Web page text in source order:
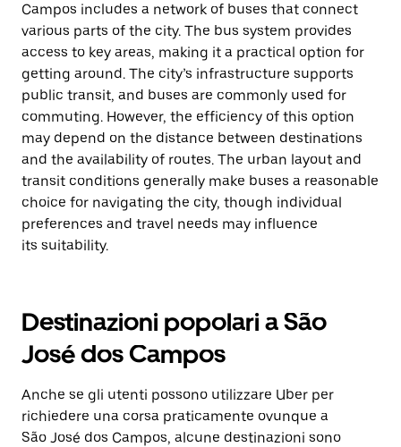
Campos includes a network of buses that connect
various parts of the city. The bus system provides
access to key areas, making it a practical option for
getting around. The city’s infrastructure supports
public transit, and buses are commonly used for
commuting. However, the efficiency of this option
may depend on the distance between destinations
and the availability of routes. The urban layout and
transit conditions generally make buses a reasonable
choice for navigating the city, though individual
preferences and travel needs may influence
its suitability.
Destinazioni popolari a São
José dos Campos
Anche se gli utenti possono utilizzare Uber per
richiedere una corsa praticamente ovunque a
São José dos Campos, alcune destinazioni sono